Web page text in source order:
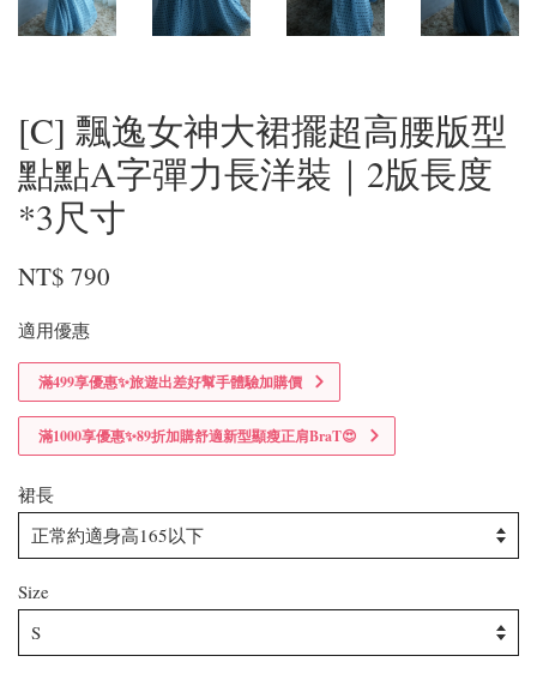
[C] 飄逸女神大裙擺超高腰版型
點點A字彈力長洋裝｜2版長度
*3尺寸
NT$ 790
適用優惠
滿499享優惠✨旅遊出差好幫手體驗加購價
滿1000享優惠✨89折加購舒適新型顯瘦正肩BraT😍
裙長
Size